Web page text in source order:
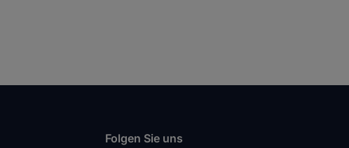
Folgen Sie uns